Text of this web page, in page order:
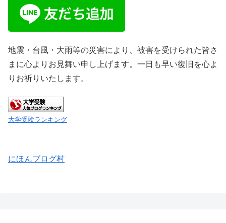
地震・台風・大雨等の災害により、被害を受けられた皆さ
まに心よりお見舞い申し上げます。一日も早い復旧を心よ
りお祈りいたします。
大学受験ランキング
にほんブログ村